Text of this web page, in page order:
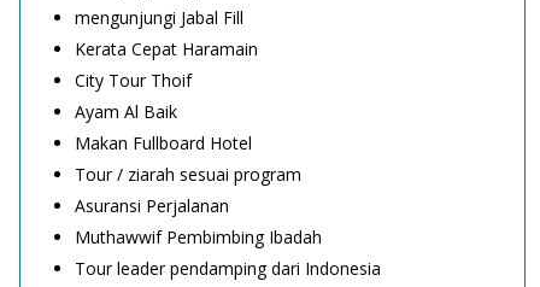
mengunjungi Jabal Fill
Kerata Cepat Haramain
City Tour Thoif
Ayam Al Baik
Makan Fullboard Hotel
Tour / ziarah sesuai program
Asuransi Perjalanan
Muthawwif Pembimbing Ibadah
Tour leader pendamping dari Indonesia